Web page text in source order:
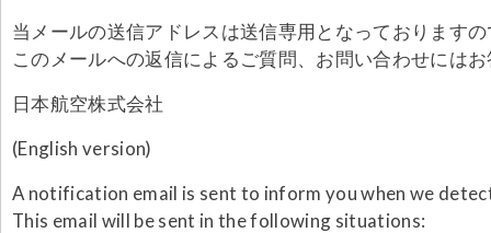
当メールの送信アドレスは送信専用となっております
このメールへの返信によるご質問、お問い合わせには
日本航空株式会社
(English version)
A notification email is sent to inform you when we
This email will be sent in the following situations: